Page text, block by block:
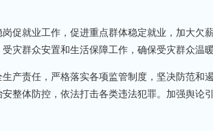
就业工作，促进重点群体稳定就业，加大欠
灾群众安置和生活保障工作，确保受灾群众温暖
责任，严格落实各项监管制度，坚决防范和
整体防控，依法打击各类违法犯罪。加强舆论